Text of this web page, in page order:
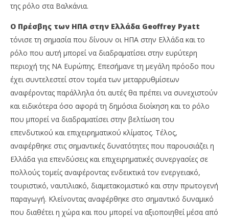
της ρόλο στα Βαλκάνια.
Ο Πρέσβης των ΗΠΑ στην Ελλάδα Geoffrey Pyatt
τόνισε τη σημασία που δίνουν οι ΗΠΑ στην Ελλάδα και το
ρόλο που αυτή μπορεί να διαδραματίσει στην ευρύτερη
περιοχή της ΝΑ Ευρώπης. Επεσήμανε τη μεγάλη πρόοδο που
έχει συντελεστεί στον τομέα των μεταρρυθμίσεων
αναφέροντας παράλληλα ότι αυτές θα πρέπει να συνεχιστούν
και ειδικότερα όσο αφορά τη δημόσια διοίκηση και το ρόλο
που μπορεί να διαδραματίσει στην βελτίωση του
επενδυτικού και επιχειρηματικού κλίματος. Τέλος,
αναφέρθηκε στις σημαντικές δυνατότητες που παρουσιάζει η
Ελλάδα για επενδύσεις και επιχειρηματικές συνεργασίες σε
πολλούς τομείς αναφέροντας ενδεικτικά τον ενεργειακό,
τουριστικό, ναυτιλιακό, διαμετακομιστικό και στην πρωτογενή
παραγωγή. Κλείνοντας αναφέρθηκε στο σημαντικό δυναμικό
που διαθέτει η χώρα και που μπορεί να αξιοποιηθεί μέσα από